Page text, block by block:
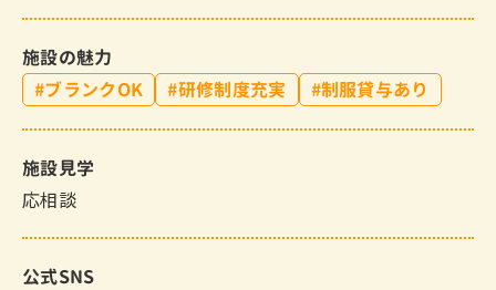
施設の魅力
ブランクOK
研修制度充実 制服貸与あり
施設見学
応相談
公式SNS